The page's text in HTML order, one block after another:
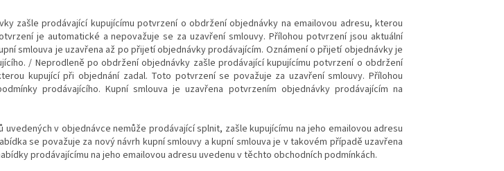
zašle prodávající kupujícímu potvrzení o obdržení objednávky na emailovou adresu, kterou
je automatické a nepovažuje se za uzavření smlouvy. Přílohou potvrzení jsou aktuální
smlouva je uzavřena až po přijetí objednávky prodávajícím. Oznámení o přijetí objednávky je
/ Neprodleně po obdržení objednávky zašle prodávající kupujícímu potvrzení o obdržení
kupující při objednání zadal. Toto potvrzení se považuje za uzavření smlouvy. Přílohou
prodávajícího. Kupní smlouva je uzavřena potvrzením objednávky prodávajícím na
v objednávce nemůže prodávající splnit, zašle kupujícímu na jeho emailovou adresu
se považuje za nový návrh kupní smlouvy a kupní smlouva je v takovém případě uzavřena
prodávajícímu na jeho emailovou adresu uvedenu v těchto obchodních podmínkách.